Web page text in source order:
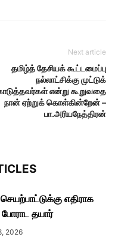
Next article
தமிழ்த் தேசியக் கூட்டமைப்பு
நல்லாட்சிக்கு முட்டுக்
என்று கூறுவதை
நான் ஏற்றுக் கொள்கின்றேன் –
பா.அரியநேத்திரன்
எதிராக
தயார்
2026